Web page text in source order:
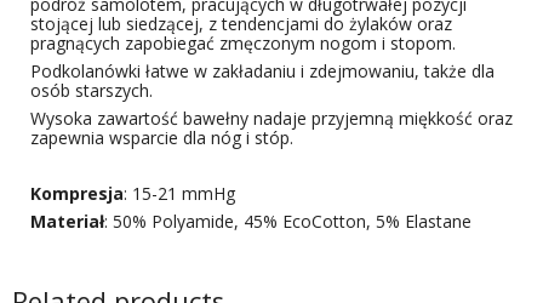
stojącej lub siedzącej, z tendencjami do żylaków oraz
pragnących zapobiegać zmęczonym nogom i stopom.
Podkolanówki łatwe w zakładaniu i zdejmowaniu, także dla
osób starszych.
Wysoka zawartość bawełny nadaje przyjemną miękkość oraz
zapewnia wsparcie dla nóg i stóp.
Kompresja: 15-21 mmHg
Materiał: 50% Polyamide, 45% EcoCotton, 5% Elastane